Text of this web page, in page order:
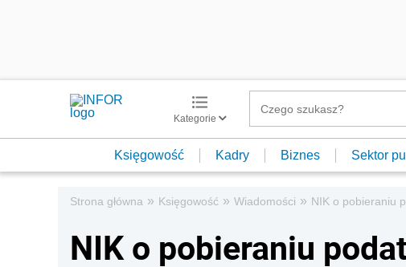
Kategorie
Księgowość Kadry Biznes Sektor
Strona główna » Księgowość » Wiadomości » NIK o pobieraniu
NIK o pobieraniu